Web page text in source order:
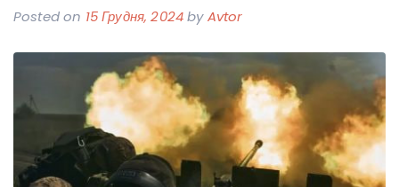
Posted on 15 Грудня, 2024byAvtor